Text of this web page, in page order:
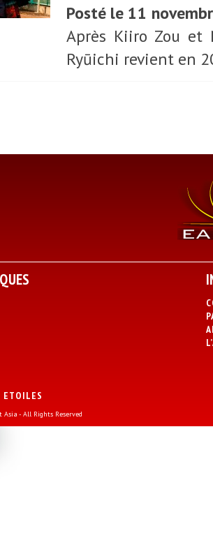
Posté le 11
Après Kiiro Zou et
Ryūichi revient en
ETOILES
Asia - All Rights Reserved